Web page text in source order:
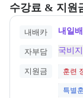
수강료 & 지원
교육과정의 비용
내배카 내일
자부담 국비
지원금 훈련
특별